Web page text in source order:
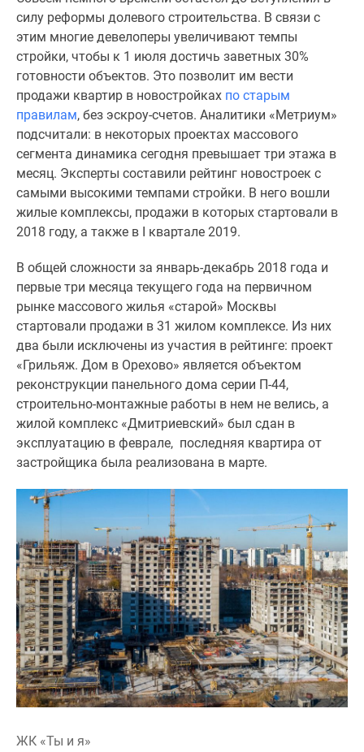
Коммерческие
помещения
Продавцы
застройщики
Панорамы
новостроек
Видеообзор
новостроек
Экспертиза
новостроек
Экология
Подмосковья
Студии
комнатные
комнатные
комнатные
Квартиры
карте
Ипотечный
калькулятор
Семейная
ипотека
Военная
ипотека
Банки
программы
Медиа
Новости
Мнение
силу реформы долевого строительства. В связи с
этим многие девелоперы увеличивают темпы
стройки, чтобы к 1 июля достичь заветных 30%
готовности объектов. Это позволит им вести
продажи квартир в новостройках по старым
правилам, без эскроу-счетов. Аналитики «Метриум»
подсчитали: в некоторых проектах массового
сегмента динамика сегодня превышает три этажа в
месяц. Эксперты составили рейтинг новостроек с
самыми высокими темпами стройки. В него вошли
жилые комплексы, продажи в которых стартовали в
2018 году, а также в I квартале 2019.
В общей сложности за январь-декабрь 2018 года и
первые три месяца текущего года на первичном
рынке массового жилья «старой» Москвы
стартовали продажи в 31 жилом комплексе. Из них
два были исключены из участия в рейтинге: проект
«Грильяж. Дом в Орехово» является объектом
реконструкции панельного дома серии П-44,
строительно-монтажные работы в нем не велись, а
жилой комплекс «Дмитриевский» был сдан в
эксплуатацию в феврале, последняя квартира от
застройщика была реализована в марте.
ЖК «Ты и я»